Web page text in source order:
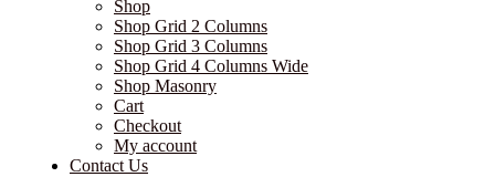
Shop
Shop Grid 2 Columns
Shop Grid 3 Columns
Shop Grid 4 Columns Wide
Shop Masonry
Cart
Checkout
My account
Contact Us